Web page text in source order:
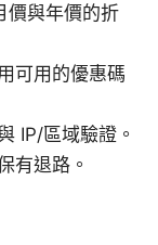
價與年價的折
可用的優惠碼
IP/區域驗證。
有退路。